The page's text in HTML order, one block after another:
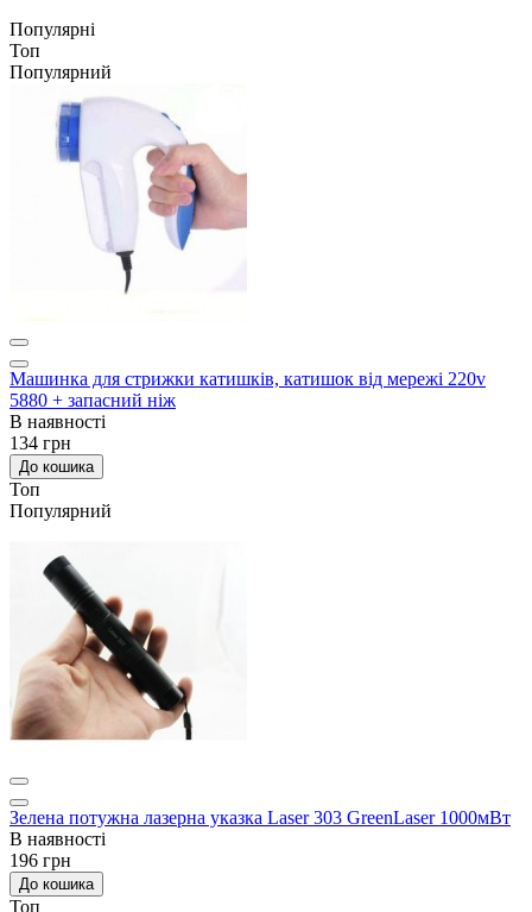
Популярні
Топ
Популярний
Машинка для стрижки катишків, катишок від мережі 220v
5880 + запасний ніж
В наявності
134 грн
До кошика
Топ
Популярний
Зелена потужна лазерна указка Laser 303 GreenLaser 1000мВт
В наявності
196 грн
До кошика
Топ